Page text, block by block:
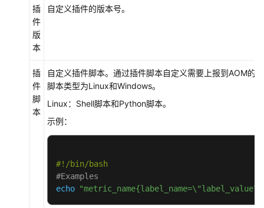
AOM
（1.0）
（吉
插
件
版
本
自定义插件的版本号。
插
件
脚
本
自定义插件脚本。通过插件脚本自定义需要上报到AOM的
脚本类型为Linux和Windows。
Linux：Shell脚本和Python脚本。
示例：
#!/bin/bash
#Examples
echo